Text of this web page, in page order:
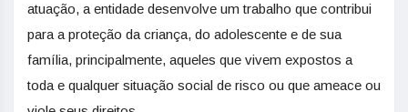
atuação, a entidade desenvolve um trabalho que contribui
para a proteção da criança, do adolescente e de sua
família, principalmente, aqueles que vivem expostos a
toda e qualquer situação social de risco ou que ameace ou